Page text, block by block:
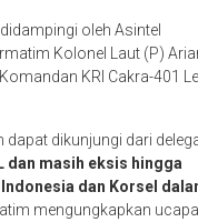
oleh Asintel
Kolonel Laut (P)
KRI Cakra-401
dikunjungi dari
dan masih eksis hingga
dan Korsel
mengungkapkan